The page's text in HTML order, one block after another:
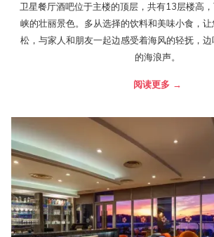
卫星餐厅酒吧位于主楼的顶层，共有13层楼高
峡的壮丽景色。多从选择的饮料和美味小食，
松，与家人和朋友一起边感受着海风的轻抚，
的海浪声。
阅读更多